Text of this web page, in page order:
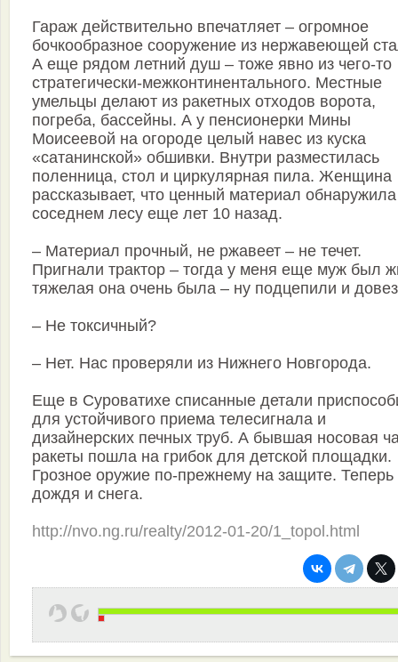
Гараж действительно впечатляет – огромное
бочкообразное сооружение из нержавеющей
А еще рядом летний душ – тоже явно из чего-то
стратегически-межконтинентального. Местные
умельцы делают из ракетных отходов ворота,
погреба, бассейны. А у пенсионерки Мины
Моисеевой на огороде целый навес из куска
«сатанинской» обшивки. Внутри разместилась
поленница, стол и циркулярная пила. Женщина
рассказывает, что ценный материал
соседнем лесу еще лет 10 назад.
– Материал прочный, не ржавеет – не течет.
Пригнали трактор – тогда у меня еще муж был
тяжелая она очень была – ну подцепили и
– Не токсичный?
– Нет. Нас проверяли из Нижнего Новгорода.
Еще в Суроватихе списанные детали
для устойчивого приема телесигнала и
дизайнерских печных труб. А бывшая носовая
ракеты пошла на грибок для детской площадки.
Грозное оружие по-прежнему на защите. Теперь
дождя и снега.
http://nvo.ng.ru/realty/2012-01-20/1_topol.html